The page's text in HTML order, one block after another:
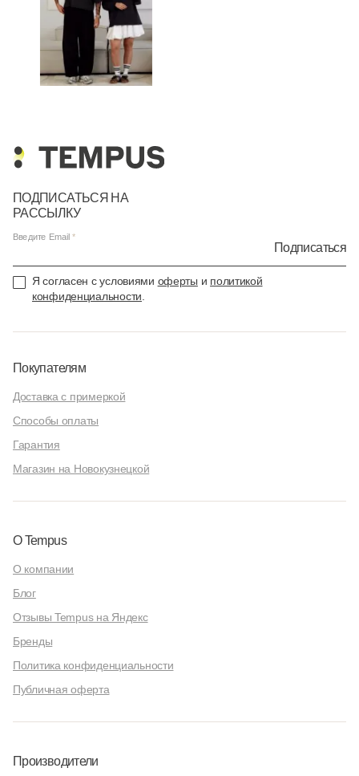
ПОДПИСАТЬСЯ НА
РАССЫЛКУ
Введите Email
Подписаться
Я согласен с условиями оферты и политикой
конфиденциальности
Покупателям
Доставка с примеркой
Способы оплаты
Гарантия
Магазин на Новокузнецкой
О Tempus
О компании
Блог
Отзывы Tempus на Яндекс
Бренды
Политика конфиденциальности
Публичная оферта
Производители